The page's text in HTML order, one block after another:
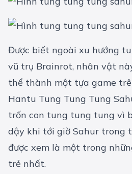
Được biết ngoài xu hướng
vũ trụ Brainrot, nhân vật
thể thành một tựa game
Hantu Tung Tung Tung
trốn con tung tung tung vì
dậy khi tới giờ Sahur trong
được xem là một trong
trẻ nhất.